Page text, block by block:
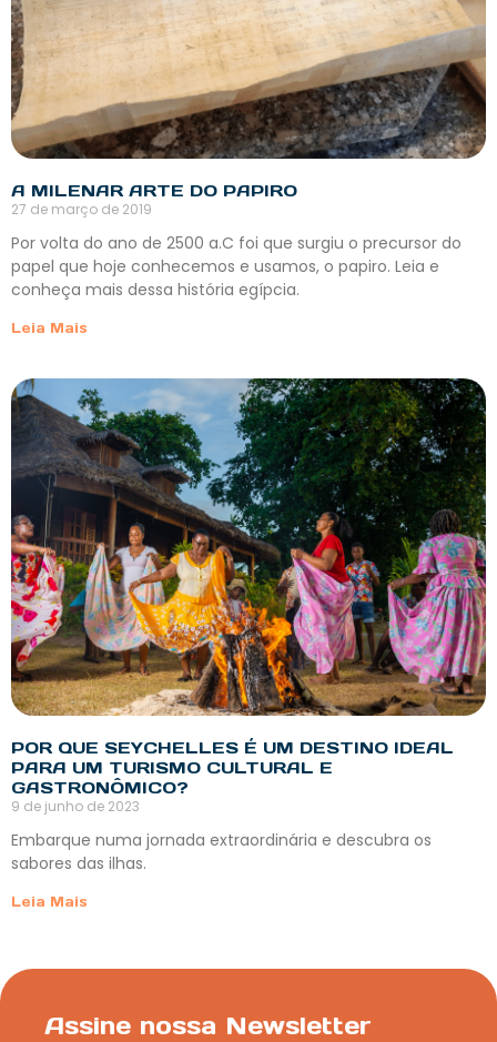
A MILENAR ARTE DO PAPIRO
27 de março de 2019
Por volta do ano de 2500 a.C foi que surgiu o precursor do
papel que hoje conhecemos e usamos, o papiro. Leia e
conheça mais dessa história egípcia.
Leia Mais
POR QUE SEYCHELLES É UM DESTINO IDEAL
PARA UM TURISMO CULTURAL E
GASTRONÔMICO?
9 de junho de 2023
Embarque numa jornada extraordinária e descubra os
sabores das ilhas.
Leia Mais
Assine nossa Newsletter